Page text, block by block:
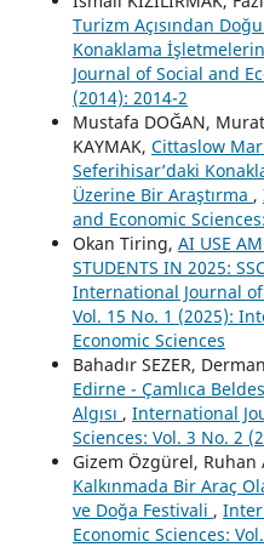
Turizm Açısından
Konaklama
Journal of Social and
(2014): 2014-2
Mustafa DOĞAN,
KAYMAK, Cittaslow
Seferihisar’daki
Üzerine Bir Araştırma ,
and Economic
Okan Tiring, AI USE
STUDENTS IN 2025:
International Journal of
Vol. 15 No. 1 (2025):
Economic Sciences
Bahadır SEZER,
Edirne - Çamlıca
Algısı , International
Sciences: Vol. 3 No. 2
Gizem Özgürel, Ruhan
Kalkınmada Bir Araç
ve Doğa Festivali ,
Economic Sciences: